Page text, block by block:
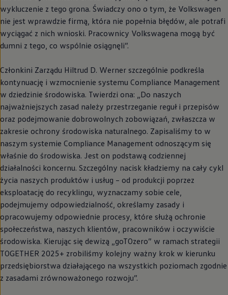
wykluczenie z tego grona. Świadczy ono o tym, że Volkswagen
nie jest wprawdzie firmą, która nie popełnia błędów, ale potrafi
wyciągać z nich wnioski. Pracownicy Volkswagena mogą być
dumni z tego, co wspólnie osiągnęli”.
Członkini Zarządu Hiltrud D. Werner szczególnie podkreśla
kontynuację i wzmocnienie systemu Compliance Management
w dziedzinie środowiska. Twierdzi ona: „Do naszych
najważniejszych zasad należy przestrzeganie reguł i przepisów
oraz podejmowanie dobrowolnych zobowiązań, zwłaszcza w
zakresie ochrony środowiska naturalnego. Zapisaliśmy to w
naszym systemie Compliance Management odnoszącym się
właśnie do środowiska. Jest on podstawą codziennej
działalności koncernu. Szczególny nacisk kładziemy na cały cykl
życia naszych produktów i usług – od produkcji poprzez
eksploatację do recyklingu, wyznaczamy sobie cele,
podejmujemy odpowiedzialność, określamy zasady i
opracowujemy odpowiednie procesy, które służą ochronie
społeczeństwa, naszych klientów, pracowników i oczywiście
środowiska. Kierując się dewizą „goTOzero” w ramach strategii
TOGETHER 2025+ zrobiliśmy kolejny ważny krok w kierunku
przedsiębiorstwa działającego na wszystkich poziomach zgodnie
z zasadami zrównoważonego rozwoju”.